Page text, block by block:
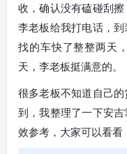
收，确认没有磕碰刮
李老板给我打电话，
找的车快了整整两天
天，李老板挺满意的。
很多老板不知道自己
到，我整理了一下安
效参考，大家可以看看